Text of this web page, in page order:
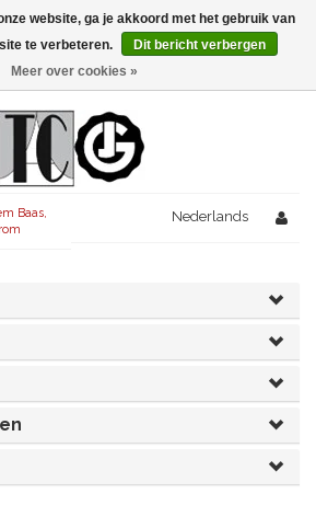
Baas,
Nederlands
website, ga je akkoord met het gebruik van
te verbeteren.
Dit bericht verbergen
Meer over cookies »